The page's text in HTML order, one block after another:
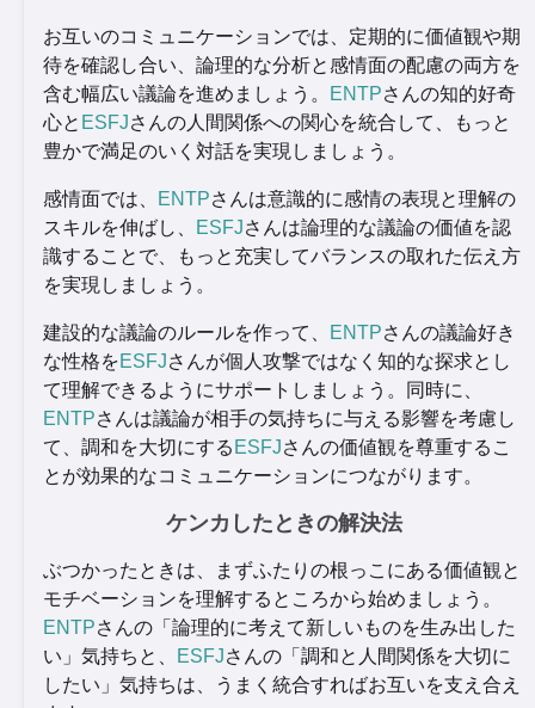
お互いのコミュニケーションでは、定期的に価値観や期
待を確認し合い、論理的な分析と感情面の配慮の両方を
含む幅広い議論を進めましょう。
ENTPさんの知的好奇
心と ESFJさんの人間関係への関心を統合して、もっと
豊かで満足のいく対話を実現しましょう。
感情面では、 ENTPさんは意識的に感情の表現と理解の
スキルを伸ばし、
ESFJさんは論理的な議論の価値を認
識することで、もっと充実してバランスの取れた伝え方
を実現しましょう。
建設的な議論のルールを作って、 ENTPさんの議論好き
な性格をESFJさんが個人攻撃ではなく知的な探求とし
て理解できるようにサポートしましょう。同時に、
ENTPさんは議論が相手の気持ちに与える影響を考慮し
て、調和を大切にする ESFJさんの価値観を尊重するこ
とが効果的なコミュニケーションにつながります。
ケンカしたときの解決法
ぶつかったときは、まずふたりの根っこにある価値観と
モチベーションを理解するところから始めましょう。
ENTPさんの「論理的に考えて新しいものを生み出した
い」気持ちと、
ESFJさんの「調和と人間関係を大切に
したい」気持ちは、うまく統合すればお互いを支え合え